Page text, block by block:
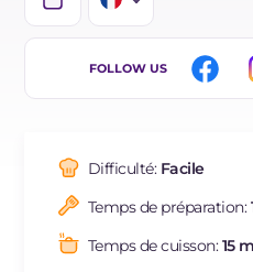
IT
ES
NL
BR
FOLLOW US
Difficulté: Facile
Temps de préparation:
Temps de cuisson:15